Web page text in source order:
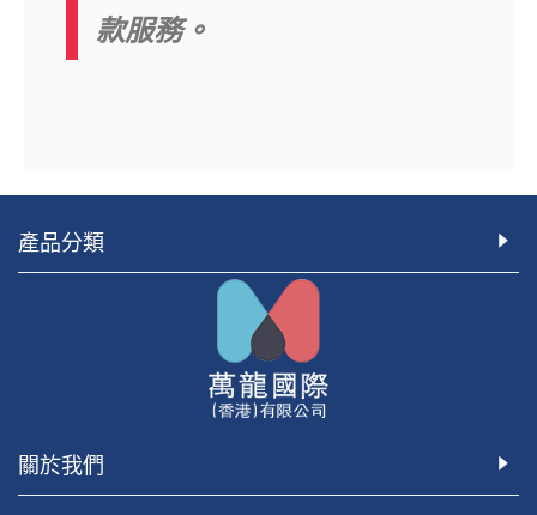
款服務。
產品分類
關於我們